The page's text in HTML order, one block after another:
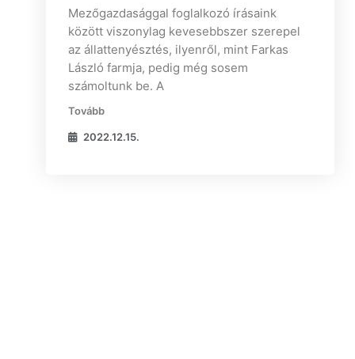
Mezőgazdasággal foglalkozó írásaink
között viszonylag kevesebbszer szerepel
az állattenyésztés, ilyenről, mint Farkas
László farmja, pedig még sosem
számoltunk be. A
Tovább
2022.12.15.